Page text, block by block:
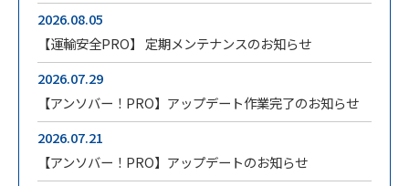
2026.08.05
【運輸安全PRO】 定期メンテナンスのお知らせ
2026.07.29
【アンソバー！PRO】アップデート作業完了のお知らせ
2026.07.21
【アンソバー！PRO】アップデートのお知らせ